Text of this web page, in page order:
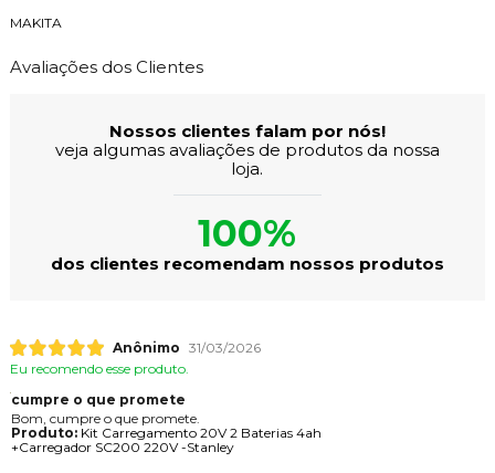
MAKITA
Avaliações dos Clientes
Nossos clientes falam por nós!
veja algumas avaliações de produtos da nossa
loja.
100%
dos clientes recomendam nossos produtos
Anônimo 31/03/2026
Eu recomendo esse produto.
cumpre o que promete
Bom, cumpre o que promete.
Produto:Kit Carregamento 20V 2 Baterias 4ah
+Carregador SC200 220V -Stanley